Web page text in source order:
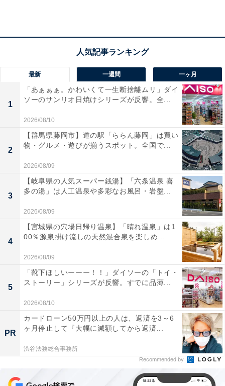
をさらに引き立てます。
■「香味野菜香る！特製だれの油淋鶏＆炒飯弁当」（税
込638円）
「香味野菜香る！特製だれの油淋鶏＆炒飯弁当」（税込638円）
中華料理で人気の油淋鶏と炒飯を組み合わせたお弁当。
清酒に漬け込んでしっとりジューシーに仕上げた鶏唐揚
げに、さわやかな酸味とコクが特徴のタレをかけて食べ
る油淋鶏です。タレに使用したネギや生姜などの香味野
菜の風味が、口に入れた瞬間にふわっと広がります。
最新 一週間 一ヶ月
1
「あぁぁぁ。かわいくて一生断捨離ムリ」ダイ
ソーのサンリオ日焼けシリーズが反響。全...
2026/08/10
2
【群馬県藤岡市】道の駅「ららん藤岡」は買い
物・グルメ・遊びが揃うスポット。全国で...
2026/08/09
3
【岐阜県の人気スーパー銭湯】「六条温泉 喜
多の湯」は人工温泉や多彩なお風呂・岩盤...
2026/08/09
4
【宮城県の穴場日帰り温泉】「晴れ温泉」は1
00％源泉掛け流しの天然混合泉を楽しめ...
2026/08/09
5
「靴下ほしいーーー！！」ダイソーの「トイ・
ストーリー」シリーズが反響。すでに品薄...
2026/08/10
PR
カードローン50万円以上の人は、返済を3～6
ヶ月停止して『大幅に減額してから返済...
渋谷法務総合事務所
Recommended by